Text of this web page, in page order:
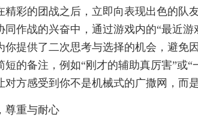
精彩的团战之后，立即向表现出色的队
同作战的兴奋中，通过游戏内的“最近
你提供了二次思考与选择的机会，避免
短的备注，例如“刚才的辅助真厉害”或
对方感受到你不是机械式的广撒网，而
尊重与耐心